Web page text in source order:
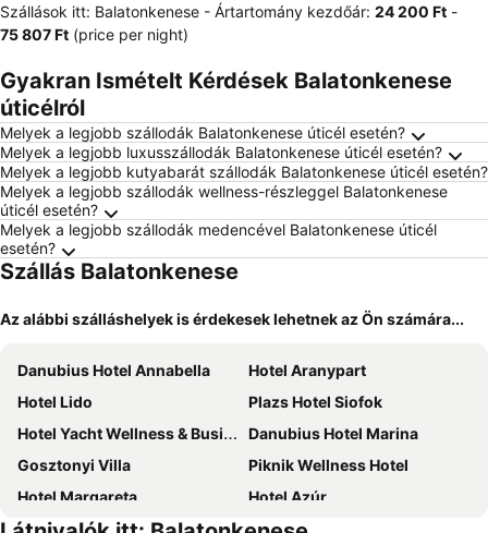
Szállások itt: Balatonkenese - Ártartomány kezdőár: ‎24 200 Ft -
‎75 807 Ft (price per night)
Gyakran Ismételt Kérdések Balatonkenese
úticélról
Melyek a legjobb szállodák Balatonkenese úticél esetén?
Melyek a legjobb luxusszállodák Balatonkenese úticél esetén?
Melyek a legjobb kutyabarát szállodák Balatonkenese úticél esetén?
Melyek a legjobb szállodák wellness-részleggel Balatonkenese
úticél esetén?
Melyek a legjobb szállodák medencével Balatonkenese úticél
esetén?
Szállás Balatonkenese
Az alábbi szálláshelyek is érdekesek lehetnek az Ön számára...
Danubius Hotel Annabella
Hotel Aranypart
Hotel Lido
Plazs Hotel Siofok
Hotel Yacht Wellness & Business
Danubius Hotel Marina
Gosztonyi Villa
Piknik Wellness Hotel
Hotel Margareta
Hotel Azúr
Hotel Korona
Luxury Apartment Siofok